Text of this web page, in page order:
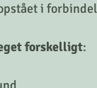
i
forskelligt: